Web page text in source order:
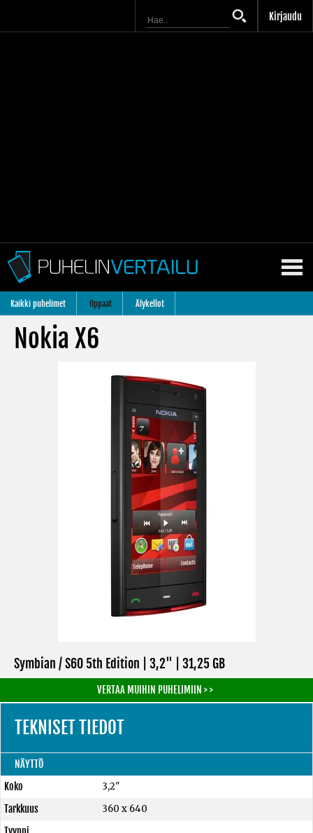
Kirjaudu
Kaikki puhelimet Oppaat Älykellot
Nokia X6
Symbian / S60 5th Edition | 3,2" | 31,25 GB
VERTAA MUIHIN PUHELIMIIN > >
TEKNISET TIEDOT
NÄYTTÖ
Koko
3,2"
Tarkkuus
360 x 640